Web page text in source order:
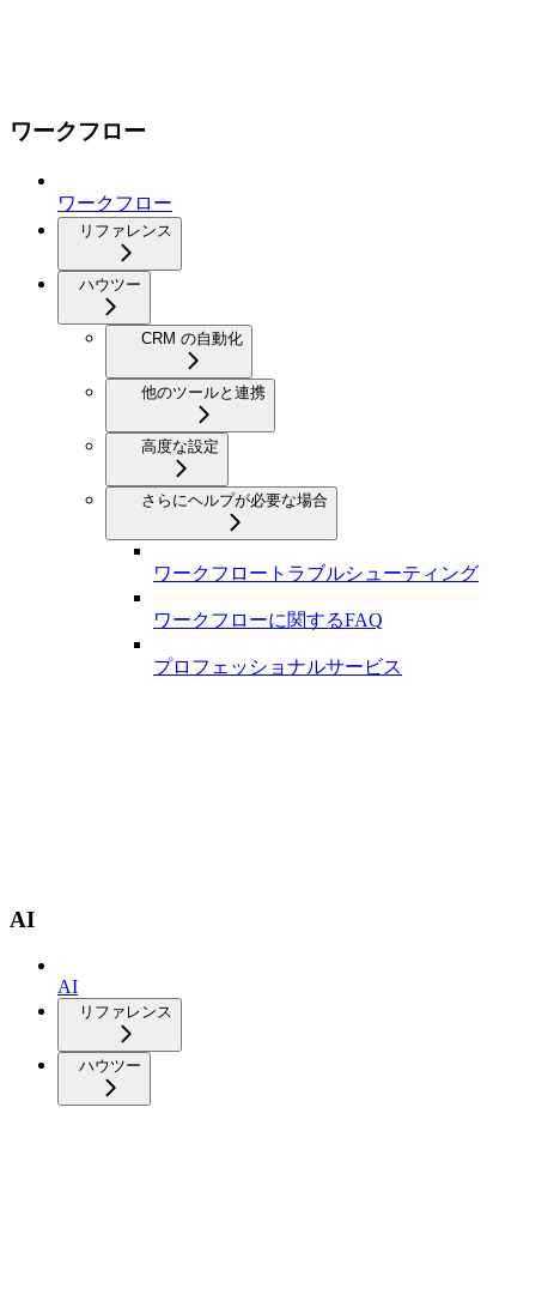
ワークフロー
ワークフロー
リファレンス
ハウツー
CRM の自動化
他のツールと連携
高度な設定
さらにヘルプが必要な場合
ワークフロートラブルシューティング
ワークフローに関するFAQ
プロフェッショナルサービス
AI
AI
リファレンス
ハウツー